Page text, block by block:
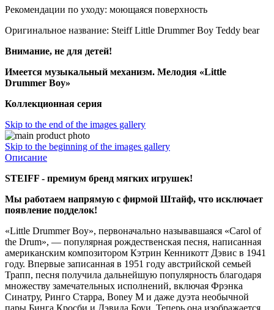
Рекомендации по уходу: моющаяся поверхность
Оригинальное название: Steiff Little Drummer Boy Teddy bear
Внимание, не для детей!
Имеется музыкальный механизм. Мелодия «Little
Drummer Boy»
Коллекционная серия
Skip to the end of the images gallery
Skip to the beginning of the images gallery
Описание
STEIFF - премиум бренд мягких игрушек!
Мы работаем напрямую с фирмой Штайф, что исключает
появление подделок!
«Little Drummer Boy», первоначально называвшаяся «Carol of
the Drum», — популярная рождественская песня, написанная
американским композитором Кэтрин Кенникотт Дэвис в 1941
году. Впервые записанная в 1951 году австрийской семьей
Трапп, песня получила дальнейшую популярность благодаря
множеству замечательных исполнений, включая Фрэнка
Синатру, Ринго Старра, Boney M и даже дуэта необычной
пары Бинга Кросби и Дэвида Боуи. Теперь она изображается